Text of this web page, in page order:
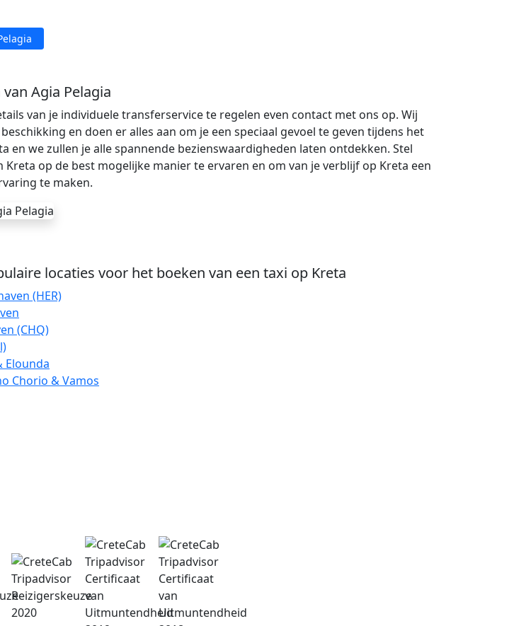
Agia Pelagia
van je individuele transferservice te regelen even contact met ons op. Wij
en doen er alles aan om je een speciaal gevoel te geven tijdens het
en we zullen je alle spannende bezienswaardigheden laten ontdekken. Stel
Kreta op de best mogelijke manier te ervaren en om van je verblijf op Kreta een
te maken.
locaties voor het boeken van een taxi op Kreta
(HER)
(CHQ)
Elounda
Chorio & Vamos